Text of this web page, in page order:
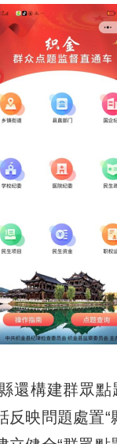
構建群眾點
反映問題處置“